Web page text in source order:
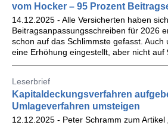
vom Hocker – 95 Prozent
14.12.2025 - Alle Versicherten haben
Beitragsanpassungsschreiben für 2026
schon auf das Schlimmste gefasst. Auch
eine Erhöhung eingestellt, aber nicht auf
Leserbrief
Kapitaldeckungsverfahren
Umlageverfahren umsteigen
12.12.2025 - Peter Schramm zum Artikel